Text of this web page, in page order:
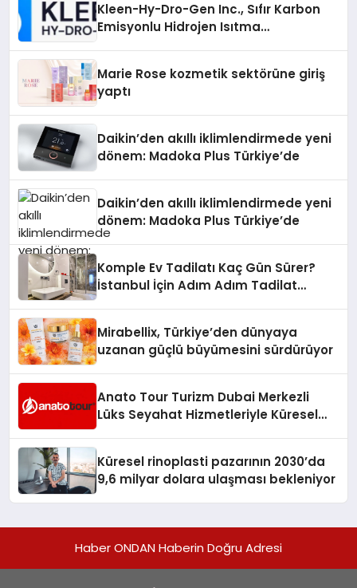
Kleen-Hy-Dro-Gen Inc., Sıfır Karbon
Emisyonlu Hidrojen Isıtma
Marie Rose kozmetik sektörüne giriş
yaptı
Daikin’den akıllı iklimlendirmede yeni
dönem: Madoka Plus Türkiye’de
Daikin’den akıllı iklimlendirmede yeni
dönem: Madoka Plus Türkiye’de
Komple Ev Tadilatı Kaç Gün Sürer?
İstanbul İçin Adım Adım Tadilat
Mirabellix, Türkiye’den dünyaya
uzanan güçlü büyümesini sürdürüyor
Anato Tour Turizm Dubai Merkezli
Lüks Seyahat Hizmetleriyle Küresel
Küresel rinoplasti pazarının 2030’da
9,6 milyar dolara ulaşması bekleniyor
Haber ONDAN Haberin Doğru Adresi